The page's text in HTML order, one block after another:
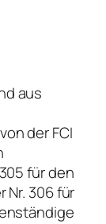
aus
der FCI
für den
Nr. 306 für